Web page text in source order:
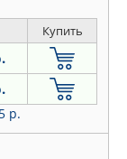
Купить
р.